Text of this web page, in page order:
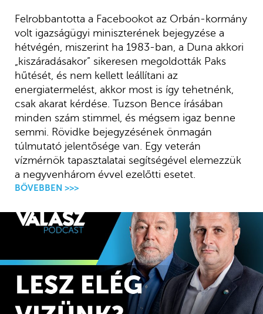
Felrobbantotta a Facebookot az Orbán-kormány
volt igazságügyi miniszterének bejegyzése a
hétvégén, miszerint ha 1983-ban, a Duna akkori
„kiszáradásakor” sikeresen megoldották Paks
hűtését, és nem kellett leállítani az
energiatermelést, akkor most is így tehetnénk,
csak akarat kérdése. Tuzson Bence írásában
minden szám stimmel, és mégsem igaz benne
semmi. Rövidke bejegyzésének önmagán
túlmutató jelentősége van. Egy veterán
vízmérnök tapasztalatai segítségével elemezzük
a negyvenhárom évvel ezelőtti esetet.
BŐVEBBEN >>>